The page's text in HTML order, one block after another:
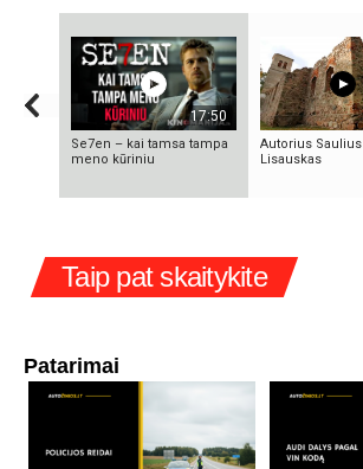
17:50
Se7en – kai tamsa tampa
meno kūriniu
Autorius Saulius
Lisauskas
Taip pat skaitykite
Patarimai